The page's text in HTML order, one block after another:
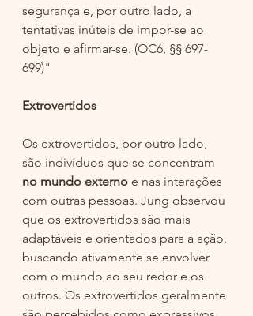
segurança e, por outro lado, a
tentativas inúteis de impor-se ao
objeto e afirmar-se. (OC6, §§ 697-
699)"
Extrovertidos
Os extrovertidos, por outro lado,
são indivíduos que se concentram
no mundo externo e nas interações
com outras pessoas. Jung observou
que os extrovertidos são mais
adaptáveis e orientados para a ação,
buscando ativamente se envolver
com o mundo ao seu redor e os
outros. Os extrovertidos geralmente